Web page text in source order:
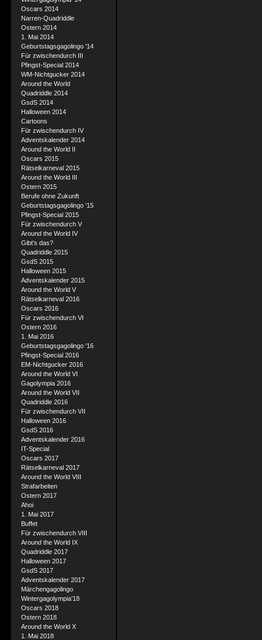
Oscars 2014
Narren-Quadriddle
Ostern 2014
1. Mai 2014
Geburtstagsgagolingo '14
Für zwischendurch III
Pfingst-Special 2014
WM-Nichtgucker 2014
Around the World
Quadriddle 2014
GsdS 2014
Halloween 2014
Cartoons
Für zwischendurch IV
Adventskalender 2014
Around the World II
Oscars 2015
Rätselkarneval 2015
Around the World III
Ostern 2015
Berufe ohne Zukunft
Geburtstagsgagolingo '15
Pfingst-Special 2015
Für zwischendurch V
Around the World IV
Gibt's das?
Quadriddle 2015
GsdS 2015
Halloween 2015
Adventskalender 2015
Around the World V
Rätselkarneval 2016
Oscars 2016
Für zwischendurch VI
Ostern 2016
1. Mai 2016
Geburtstagsgagolingo '16
Pfingst-Special 2016
EM-Nichtgucker 2016
Around the World VI
Gagolympia 2016
Around the World VII
Quadriddle 2016
Für zwischendurch VII
Halloween 2016
GsdS 2016
Adventskalender 2016
IT-Special
Oscars 2017
Rätselkarneval 2017
Around the World VIII
Strafarbeiten
Ostern 2017
Ahoi
1. Mai 2017
Buffet
Für zwischendurch VIII
Around the World IX
Quadriddle 2017
Halloween 2017
GsdS 2017
Adventskalender 2017
Märchengagolingo
Wintergagolympia'18
Oscars 2018
Ostern 2018
Around the World X
1. Mai 2018